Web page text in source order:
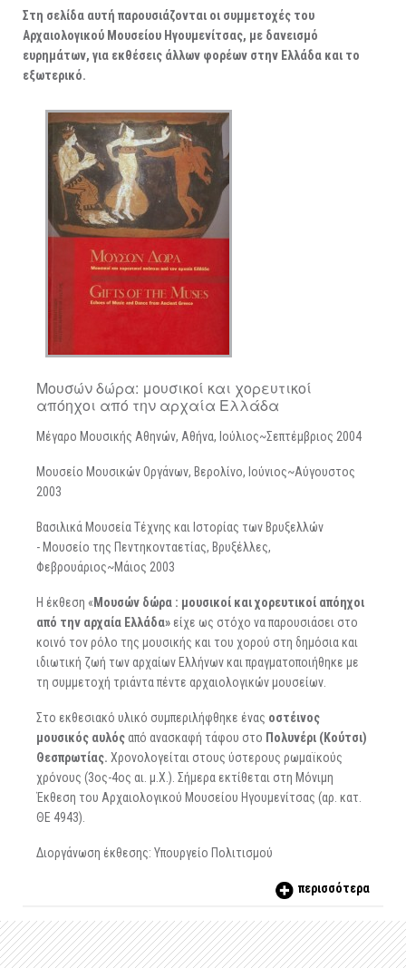
ΑΡΧΑΙΟΛΟΓΙΚΟΙ ΧΩΡΟΙ
Στη σελίδα αυτή παρουσιάζονται οι συμμετοχές του
Αρχαιολογικού Μουσείου Ηγουμενίτσας, με δανεισμό
ευρημάτων, για εκθέσεις άλλων φορέων στην Ελλάδα και το
εξωτερικό.
Μουσών δώρα: μουσικοί και χορευτικοί
απόηχοι από την αρχαία Ελλάδα
Μέγαρο Μουσικής Αθηνών, Αθήνα, Ιούλιος~Σεπτέμβριος 2004
Μουσείο Μουσικών Οργάνων, Βερολίνο, Ιούνιος~Αύγουστος
2003
Βασιλικά Μουσεία Τέχνης και Ιστορίας των Βρυξελλών
- Μουσείο της Πεντηκονταετίας, Βρυξέλλες,
Φεβρουάριος~Μάιος 2003
Η έκθεση « Μουσών δώρα : μουσικοί και χορευτικοί απόηχοι
από την αρχαία Ελλάδα» είχε ως στόχο να παρουσιάσει στο
κοινό τον ρόλο της μουσικής και του χορού στη δημόσια και
ιδιωτική ζωή των αρχαίων Ελλήνων και πραγματοποιήθηκε με
τη συμμετοχή τριάντα πέντε αρχαιολογικών μουσείων.
Στο εκθεσιακό υλικό συμπεριλήφθηκε ένας οστέινος
μουσικός αυλός από ανασκαφή τάφου στο Πολυνέρι (Κούτσι)
Θεσπρωτίας. Χρονολογείται στους ύστερους ρωμαϊκούς
χρόνους (3ος-4ος αι. μ.Χ.). Σήμερα εκτίθεται στη Μόνιμη
Έκθεση του Αρχαιολογικού Μουσείου Ηγουμενίτσας (αρ. κατ.
ΘΕ 4943).
Διοργάνωση έκθεσης: Υπουργείο Πολιτισμού
περισσότερα